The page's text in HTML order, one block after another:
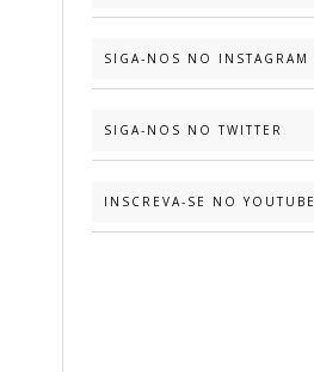
SIGA-NOS NO INSTAGRAM
SIGA-NOS NO TWITTER
INSCREVA-SE NO YOUTUBE